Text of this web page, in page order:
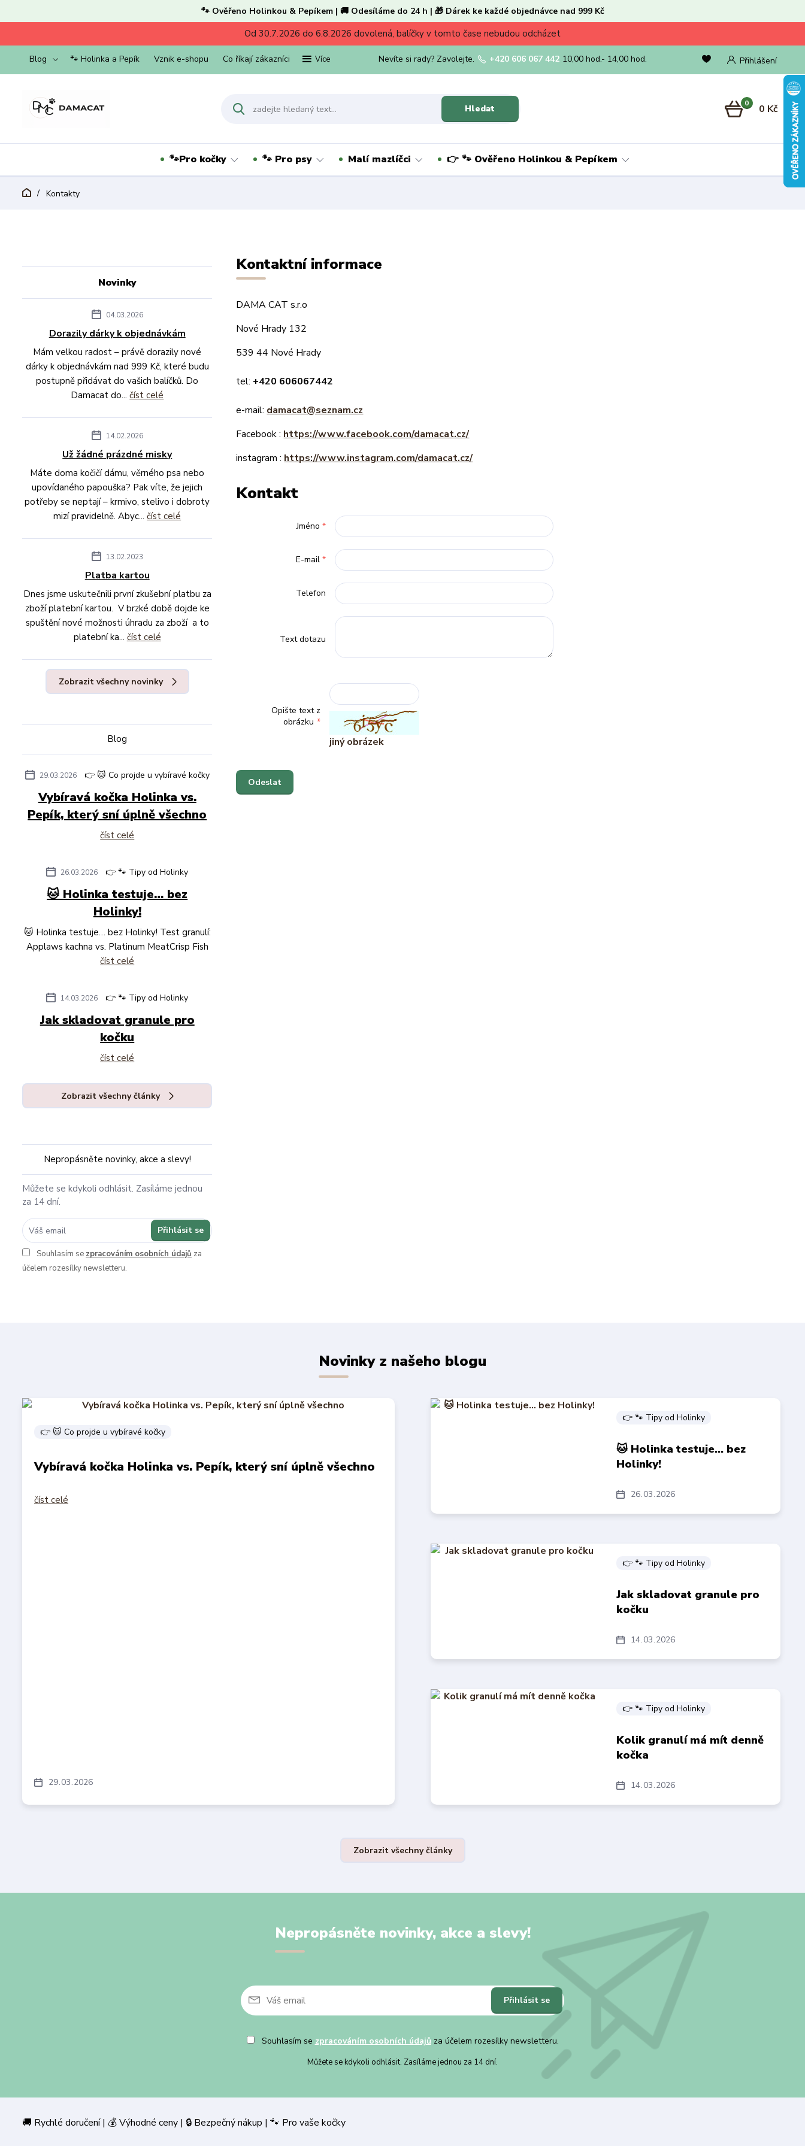
🐾 Ověřeno Holinkou & Pepíkem | 🚚 Odesíláme do 24 h | 🎁 Dárek ke každé objednávce nad 999 Kč
Od 30.7.2026 do 6.8.2026 dovolená, balíčky v tomto čase nebudou odcházet
Blog 🐾 Holinka a Pepík Vznik e-shopu Co říkají zákazníci Více Přihlášení
Hledat
Nevíte si rady? Zavolejte. +420 606 067 442 10,00 hod.- 14,00 hod.
0 0 Kč
🐾Pro kočky 🐾 Pro psy Malí mazlíčci 👉 🐾 Ověřeno Holinkou & Pepíkem
Kontakty
Novinky
04.03.2026
Dorazily dárky k objednávkám
Mám velkou radost – právě dorazily nové
dárky k objednávkám nad 999 Kč, které budu
postupně přidávat do vašich balíčků. Do
Damacat do...číst celé
14.02.2026
Už žádné prázdné misky
Máte doma kočičí dámu, věrného psa nebo
upovídaného papouška? Pak víte, že jejich
potřeby se neptají – krmivo, stelivo i dobroty
mizí pravidelně. Abyc...číst celé
13.02.2023
Platba kartou
Dnes jsme uskutečnili první zkušební platbu za
zboží platební kartou. V brzké době dojde ke
spuštění nové možnosti úhradu za zboží a to
platební ka... číst celé
Zobrazit všechny novinky
Blog
29.03.2026 👉 🐱 Co projde u vybíravé kočky
Vybíravá kočka Holinka vs.
Pepík, který sní úplně všechno
číst celé
26.03.2026 👉 🐾 Tipy od Holinky
🐱 Holinka testuje… bez
Holinky!
🐱 Holinka testuje… bez Holinky! Test granulí:
Applaws kachna vs. Platinum MeatCrisp Fish
číst celé
14.03.2026 👉 🐾 Tipy od Holinky
Jak skladovat granule pro
kočku
číst celé
Zobrazit všechny články
Nepropásněte novinky, akce a slevy!
Můžete se kdykoli odhlásit. Zasíláme jednou
za 14 dní.
Přihlásit se
Souhlasím se zpracováním osobních údajů za
účelem rozesílky newsletteru.
Kontaktní informace
DAMA CAT s.r.o
Nové Hrady 132
539 44 Nové Hrady
tel: +420 606067442
e-mail: damacat@seznam.cz
Facebook : https://www.facebook.com/damacat.cz/
instagram : https://www.instagram.com/damacat.cz/
Kontakt
Jméno*
E-mail*
Telefon
Text dotazu
Opište text z
obrázku *
jiný obrázek
Novinky z našeho blogu
29 03 2026
👉 🐱 Co projde u vybíravé kočky
Vybíravá kočka Holinka vs. Pepík, který sní úplně všechno
číst celé 26 03 2026
👉 🐾 Tipy od Holinky
🐱 Holinka testuje… bez
Holinky!
14 03 2026
👉 🐾 Tipy od Holinky
Jak skladovat granule pro
kočku
14 03 2026
👉 🐾 Tipy od Holinky
Kolik granulí má mít denně
kočka
Zobrazit všechny články
Nepropásněte novinky, akce a slevy!
Přihlásit se
Souhlasím se zpracováním osobních údajů za účelem rozesílky newsletteru.
Můžete se kdykoli odhlásit. Zasíláme jednou za 14 dní.
🚚 Rychlé doručení | 💰 Výhodné ceny | 🔒 Bezpečný nákup | 🐾 Pro vaše kočky